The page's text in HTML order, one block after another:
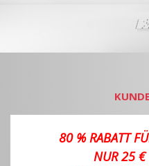
80 % RABATT
NUR 25 €